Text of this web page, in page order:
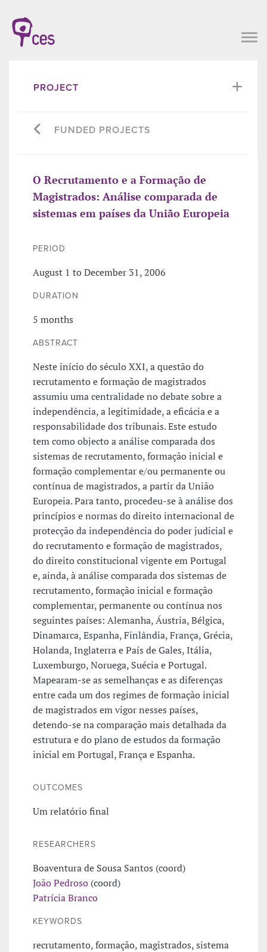
PROJECT
FUNDED PROJECTS
O Recrutamento e a Formação de
Magistrados: Análise comparada de
sistemas em países da União Europeia
PERIOD
August 1 to December 31, 2006
DURATION
5 months
ABSTRACT
Neste início do século XXI, a questão do
recrutamento e formação de magistrados
assumiu uma centralidade no debate sobre a
independência, a legitimidade, a eficácia e a
responsabilidade dos tribunais. Este estudo
tem como objecto a análise comparada dos
sistemas de recrutamento, formação inicial e
formação complementar e/ou permanente ou
contínua de magistrados, a partir da União
Europeia. Para tanto, procedeu-se à análise dos
princípios e normas do direito internacional de
protecção da independência do poder judicial e
do recrutamento e formação de magistrados,
do direito constitucional vigente em Portugal
e, ainda, à análise comparada dos sistemas de
recrutamento, formação inicial e formação
complementar, permanente ou contínua nos
seguintes países: Alemanha, Áustria, Bélgica,
Dinamarca, Espanha, Finlândia, França, Grécia,
Holanda, Inglaterra e País de Gales, Itália,
Luxemburgo, Noruega, Suécia e Portugal.
Mapearam-se as semelhanças e as diferenças
entre cada um dos regimes de formação inicial
de magistrados em vigor nesses países,
detendo-se na comparação mais detalhada da
estrutura e do plano de estudos da formação
inicial em Portugal, França e Espanha.
OUTCOMES
Um relatório final
RESEARCHERS
Boaventura de Sousa Santos (coord)
João Pedroso (coord)
Patrícia Branco
KEYWORDS
recrutamento, formação, magistrados, sistema